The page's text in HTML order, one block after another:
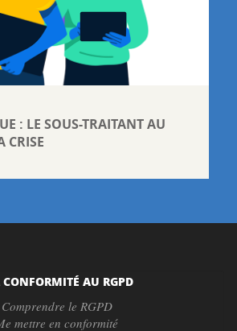
: LE SOUS-TRAITANT AU
CRISE
AU RGPD
Comprendre le RGPD
mettre en conformité